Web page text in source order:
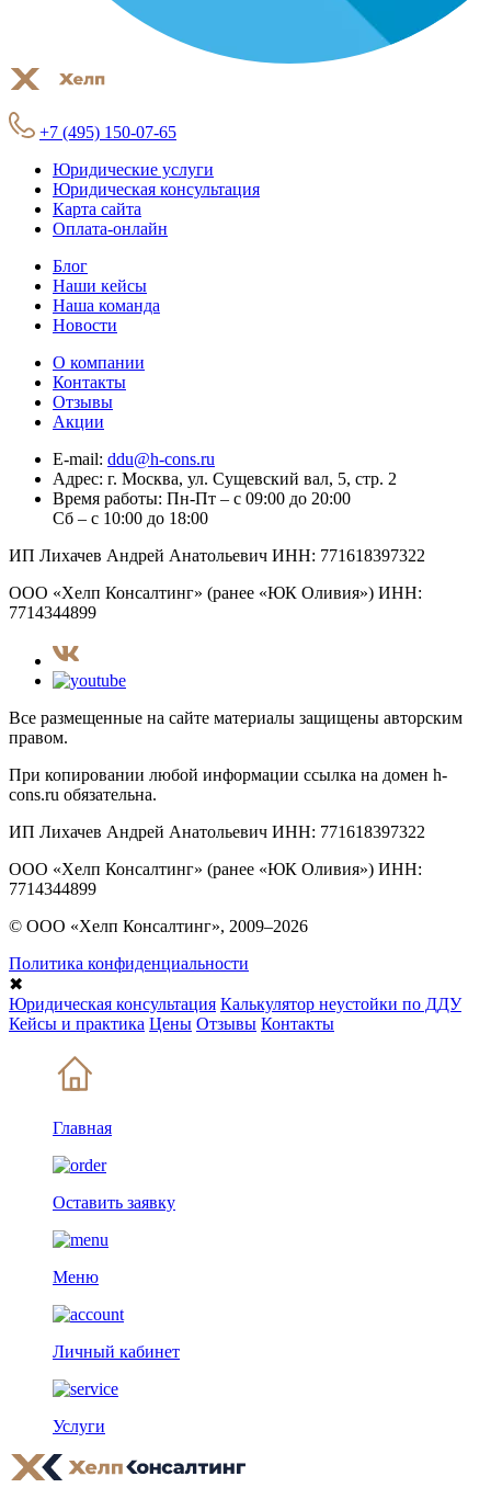
+7 (495) 150-07-65
Юридические услуги
Юридическая консультация
Карта сайта
Оплата-онлайн
Блог
Наши кейсы
Наша команда
Новости
О компании
Контакты
Отзывы
Акции
E-mail: ddu@h-cons.ru
Адрес: г. Москва, ул. Сущевский вал, 5, стр. 2
Время работы: Пн-Пт – с 09:00 до 20:00
Сб – с 10:00 до 18:00
ИП Лихачев Андрей Анатольевич ИНН: 771618397322
ООО «Хелп Консалтинг» (ранее «ЮК Оливия») ИНН:
7714344899
Все размещенные на сайте материалы защищены авторским
правом.
При копировании любой информации ссылка на домен h-
cons.ru обязательна.
ИП Лихачев Андрей Анатольевич ИНН: 771618397322
ООО «Хелп Консалтинг» (ранее «ЮК Оливия») ИНН:
7714344899
© ООО «Хелп Консалтинг», 2009–2026
Политика конфиденциальности
✖
Юридическая консультация Калькулятор неустойки по ДДУ
Кейсы и практика Цены Отзывы Контакты
Главная
Оставить заявку
Меню
Личный кабинет
Услуги